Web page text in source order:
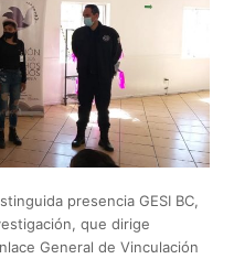
presencia GESI BC,
que dirige
General de Vinculación